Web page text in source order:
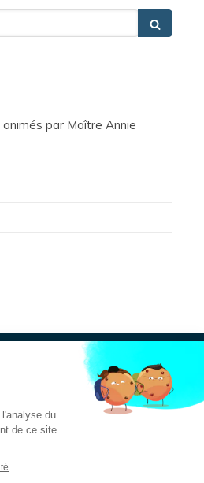
par Maître Annie
légales
du
de ce site.